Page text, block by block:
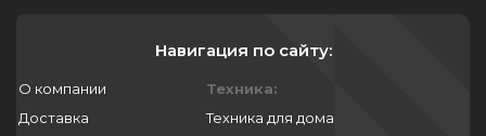
Навигация по сайту:
О компании
Доставка
Техника:
Техника для дома